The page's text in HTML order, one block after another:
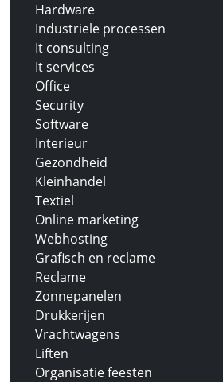
Hardware
Industriele processen
It consulting
It services
Office
Security
Software
Interieur
Gezondheid
Kleinhandel
Textiel
Online marketing
Webhosting
Grafisch en reclame
Reclame
Zonnepanelen
Drukkerijen
Vrachtwagens
Liften
Organisatie feesten